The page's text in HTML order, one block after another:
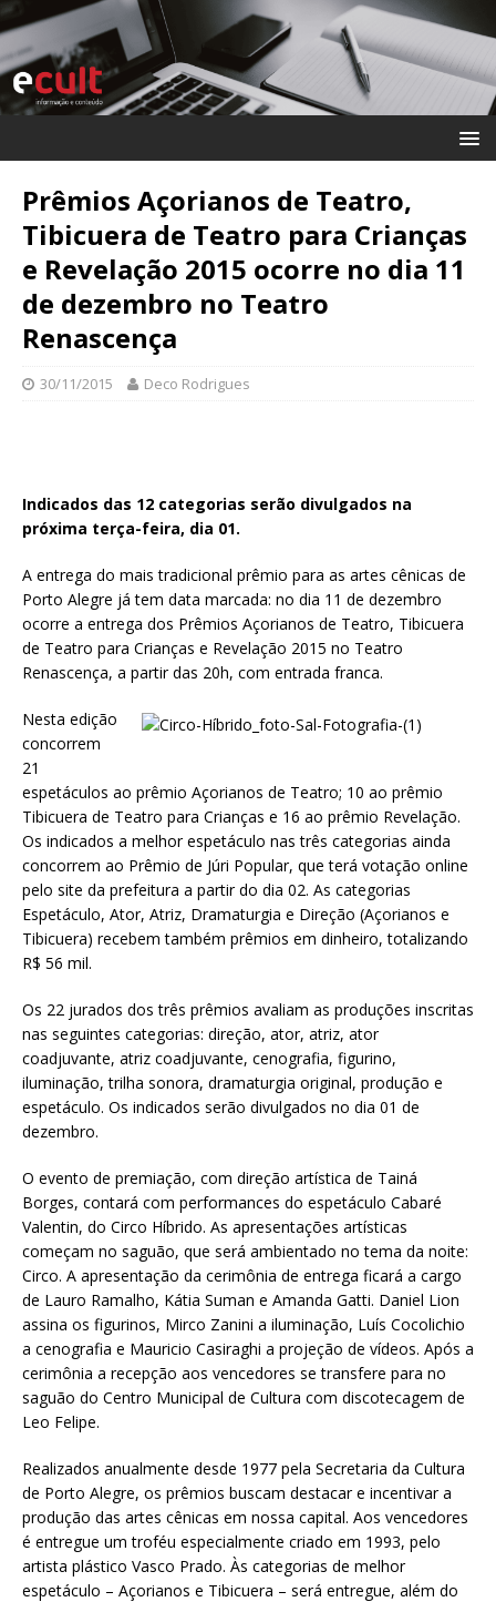
Prêmios Açorianos de Teatro,
Tibicuera de Teatro para Crianças
e Revelação 2015 ocorre no dia 11
de dezembro no Teatro
Renascença
30/11/2015 Deco Rodrigues
Indicados das 12 categorias serão divulgados na
próxima terça-feira, dia 01.
A entrega do mais tradicional prêmio para as artes cênicas de
Porto Alegre já tem data marcada: no dia 11 de dezembro
ocorre a entrega dos Prêmios Açorianos de Teatro, Tibicuera
de Teatro para Crianças e Revelação 2015 no Teatro
Renascença, a partir das 20h, com entrada franca.
Nesta edição
concorrem
21
espetáculos ao prêmio Açorianos de Teatro; 10 ao prêmio
Tibicuera de Teatro para Crianças e 16 ao prêmio Revelação.
Os indicados a melhor espetáculo nas três categorias ainda
concorrem ao Prêmio de Júri Popular, que terá votação online
pelo site da prefeitura a partir do dia 02. As categorias
Espetáculo, Ator, Atriz, Dramaturgia e Direção (Açorianos e
Tibicuera) recebem também prêmios em dinheiro, totalizando
R$ 56 mil.
Os 22 jurados dos três prêmios avaliam as produções inscritas
nas seguintes categorias: direção, ator, atriz, ator
coadjuvante, atriz coadjuvante, cenografia, figurino,
iluminação, trilha sonora, dramaturgia original, produção e
espetáculo. Os indicados serão divulgados no dia 01 de
dezembro.
O evento de premiação, com direção artística de Tainá
Borges, contará com performances do espetáculo Cabaré
Valentin, do Circo Híbrido. As apresentações artísticas
começam no saguão, que será ambientado no tema da noite:
Circo. A apresentação da cerimônia de entrega ficará a cargo
de Lauro Ramalho, Kátia Suman e Amanda Gatti. Daniel Lion
assina os figurinos, Mirco Zanini a iluminação, Luís Cocolichio
a cenografia e Mauricio Casiraghi a projeção de vídeos. Após a
cerimônia a recepção aos vencedores se transfere para no
saguão do Centro Municipal de Cultura com discotecagem de
Leo Felipe.
Realizados anualmente desde 1977 pela Secretaria da Cultura
de Porto Alegre, os prêmios buscam destacar e incentivar a
produção das artes cênicas em nossa capital. Aos vencedores
é entregue um troféu especialmente criado em 1993, pelo
artista plástico Vasco Prado. Às categorias de melhor
espetáculo – Açorianos e Tibicuera – será entregue, além do